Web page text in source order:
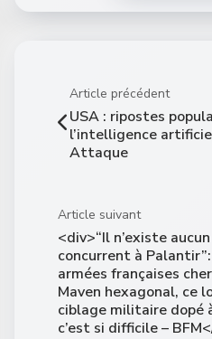
Article précédent
USA : ripostes
l’intelligence
Attaque
Article suivant
<div>“Il n’existe
concurrent à
armées françaises
Maven hexagonal, ce
ciblage militaire dopé
c’est si difficile –